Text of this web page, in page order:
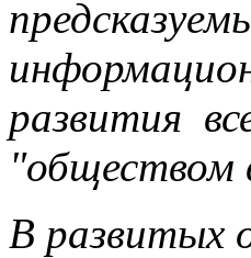
развития
"обществом
В развитых